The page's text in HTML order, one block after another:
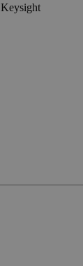
Keysight